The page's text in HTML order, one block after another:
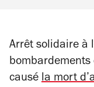
Arrêt solidaire à
bombardements
causé la mort